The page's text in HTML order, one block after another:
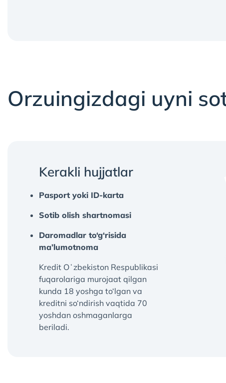
Orzuingizdagi uyni
Kerakli hujjatlar
Pasport yoki ID-karta
Sotib olish shartnomasi
Daromadlar to‘g‘risida
ma’lumotnoma
Kredit Oʻzbekiston Respublikasi
fuqarolariga murojaat qilgan
kunda 18 yoshga to‘lgan va
kreditni so‘ndirish vaqtida 70
yoshdan oshmaganlarga
beriladi.